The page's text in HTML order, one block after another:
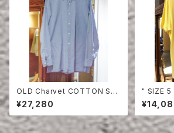
OLD Charvet COTTON SHI
RT
¥27,280
" SIZE 5 " LACOSTE
SHIRT